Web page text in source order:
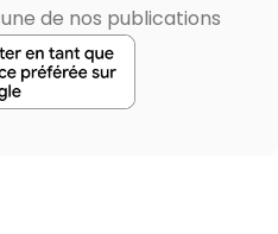
de nos publications